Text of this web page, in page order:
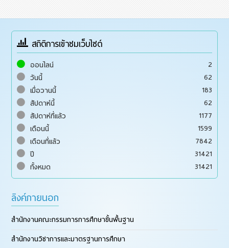
สถิติการเข้าชมเว็บไซต์
ออนไลน์
2
วันนี้
62
เมื่อวานนี้
183
สัปดาห์นี้
62
สัปดาห์ที่แล้ว
1177
เดือนนี้
1599
เดือนที่แล้ว
7842
ปี
31421
ทั้งหมด
31421
ลิงค์ภายนอก
สำนักงานคณะกรรมการการศึกษาขั้นพื้นฐาน
สำนักงานวิชาการและมาตรฐานการศึกษา